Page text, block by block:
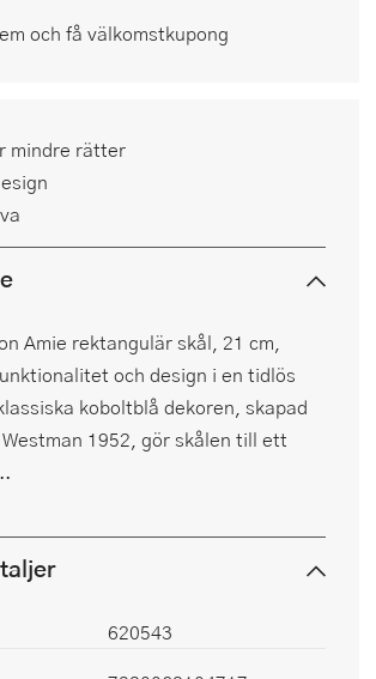
och få välkomstkupong
mindre rätter
Amie rektangulär skål, 21 cm,
och design i en tidlös
koboltblå dekoren, skapad
1952, gör skålen till ett
620543